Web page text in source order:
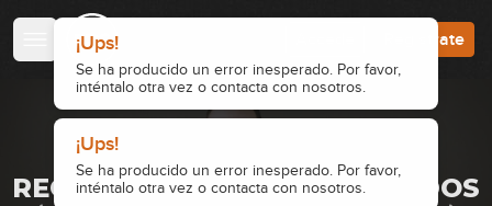
¡Ups!
Se ha producido un error inesperado. Por favor,
inténtalo otra vez o contacta con nosotros.
¡Ups!
Se ha producido un error inesperado. Por favor,
inténtalo otra vez o contacta con nosotros.
Regístrate
REGÍSTRATE Y ACCEDE A TODOS